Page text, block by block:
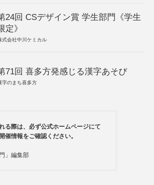
24回 CSデザイン賞 学生部門《学生
定》
式会社中川ケミカル
71回 喜多方発感じる漢字あそび
字のまち喜多方
る際は、必ず公式ホームページにて
催情報をご確認ください。
」編集部